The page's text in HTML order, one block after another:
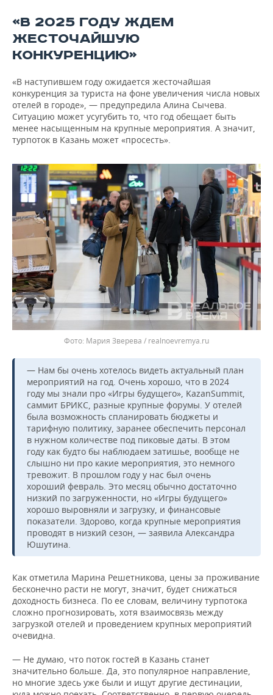
«В 2025 ГОДУ ЖДЕМ
ЖЕСТОЧАЙШУЮ
КОНКУРЕНЦИЮ»
«В наступившем году ожидается жесточайшая
конкуренция за туриста на фоне увеличения числа новых
отелей в городе», — предупредила Алина Сычева.
Ситуацию может усугубить то, что год обещает быть
менее насыщенным на крупные мероприятия. А значит,
турпоток в Казань может «просесть».
Мария Зверева / realnoevremya.ru
— Нам бы очень хотелось видеть актуальный план
мероприятий на год. Очень хорошо, что в 2024
году мы знали про «Игры будущего», KazanSummit,
саммит БРИКС, разные крупные форумы. У отелей
была возможность спланировать бюджеты и
тарифную политику, заранее обеспечить персонал
в нужном количестве под пиковые даты. В этом
году как будто бы наблюдаем затишье, вообще не
слышно ни про какие мероприятия, это немного
тревожит. В прошлом году у нас был очень
хороший февраль. Это месяц обычно достаточно
низкий по загруженности, но «Игры будущего»
хорошо выровняли и загрузку, и финансовые
показатели. Здорово, когда крупные мероприятия
проводят в низкий сезон, — заявила Александра
Юшутина.
Как отметила Марина Решетникова, цены за проживание
бесконечно расти не могут, значит, будет снижаться
доходность бизнеса. По ее словам, величину турпотока
сложно прогнозировать, хотя взаимосвязь между
загрузкой отелей и проведением крупных мероприятий
очевидна.
— Не думаю, что поток гостей в Казань станет
значительно больше. Да, это популярное направление,
но многие здесь уже были и ищут другие дестинации,